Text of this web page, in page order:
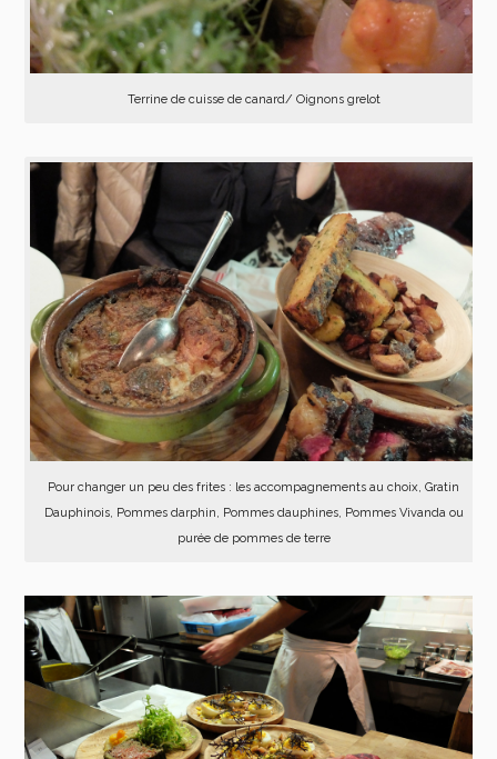
Terrine de cuisse de canard/ Oignons grelot
Pour changer un peu des frites : les accompagnements au choix, Gratin
Dauphinois, Pommes darphin, Pommes dauphines, Pommes Vivanda ou
purée de pommes de terre